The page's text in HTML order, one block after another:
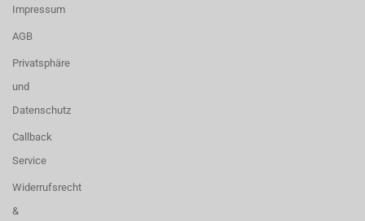
Impressum
AGB
Privatsphäre
und
Datenschutz
Callback
Service
Widerrufsrecht
&